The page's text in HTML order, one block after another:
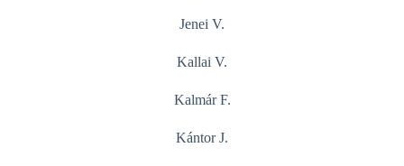
Jenei V.
Kallai V.
Kalmár F.
Kántor J.